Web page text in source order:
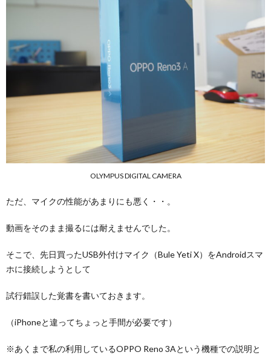
OLYMPUS DIGITAL CAMERA
ただ、マイクの性能があまりにも悪く・・。
動画をそのまま撮るには耐えませんでした。
そこで、先日買ったUSB外付けマイク（Bule Yeti X）をAndroidスマ
ホに接続しようとして
試行錯誤した覚書を書いておきます。
（iPhoneと違ってちょっと手間が必要です）
※あくまで私の利用しているOPPO Reno 3Aという機種での説明と